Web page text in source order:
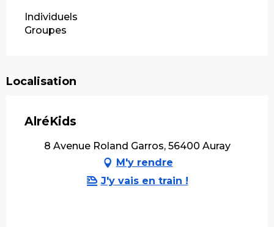
Individuels
Groupes
Localisation
AlréKids
8 Avenue Roland Garros, 56400 Auray
M'y rendre
J'y vais en train !